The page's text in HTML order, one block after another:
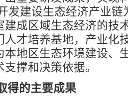
发建设生态经济产业
建成区域生态经济的技
人才培养基地，产业化
本地区生态环境建设、
撑和决策依据。
得的主要成果